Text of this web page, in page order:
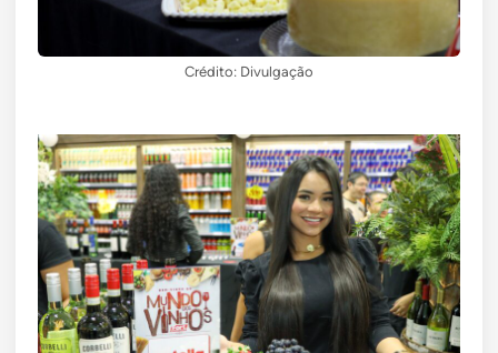
Crédito: Divulgação